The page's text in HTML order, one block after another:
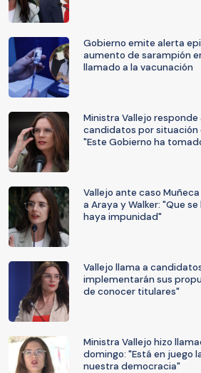
Gobierno emite alerta
aumento de sarampión
llamado a la vacunación
Ministra Vallejo
candidatos por situación
"Este Gobierno ha
Vallejo ante caso
a Araya y Walker: "Que
haya impunidad"
Vallejo llama a
implementarán sus
de conocer titulares"
Ministra Vallejo hizo
domingo: "Está en juego
nuestra democracia"